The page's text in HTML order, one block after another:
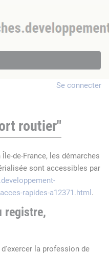
Se connecter
routier"
de-France, les démarches
sont accessibles par
rapides-a12371.html .
registre,
la profession de